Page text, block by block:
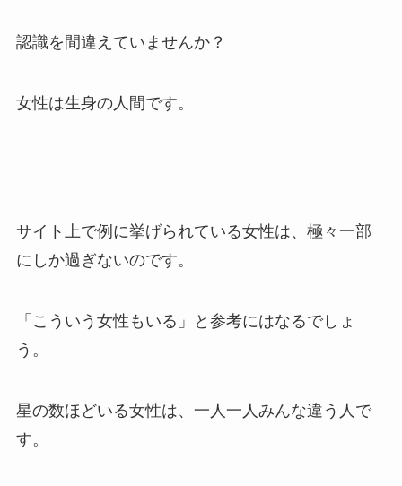
認識を間違えていませんか？
女性は生身の人間です。
サイト上で例に挙げられている女性は、極々一部
にしか過ぎないのです。
「こういう女性もいる」と参考にはなるでしょ
う。
星の数ほどいる女性は、一人一人みんな違う人で
す。